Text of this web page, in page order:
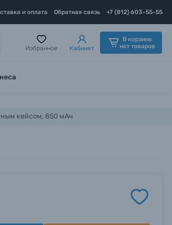
и оплата Обратная связь +7 (812) 603-55-55
Избранное Кабинет
В корзине
нет товаров
кейсом, 850 мАч